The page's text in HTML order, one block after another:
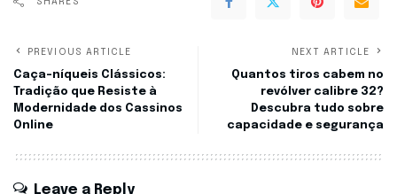
PREVIOUS ARTICLE
Caça-níqueis Clássicos:
Tradição que Resiste à
Modernidade dos Cassinos
Online
NEXT ARTICLE
Quantos tiros cabem no
revólver calibre 32?
Descubra tudo sobre
capacidade e segurança
Leave a Reply